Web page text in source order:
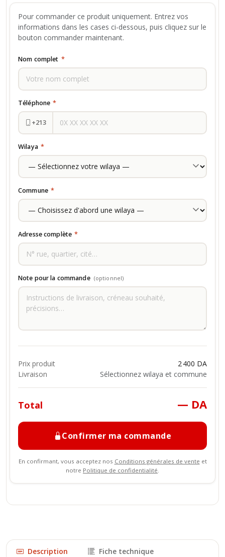
Pour commander ce produit uniquement. Entrez vos
informations dans les cases ci-dessous, puis cliquez sur le
bouton commander maintenant.
Nom complet *
Téléphone *
+213
Wilaya *
Commune *
Adresse complète *
Note pour la commande (optionnel)
Prix produit
2 400 DA
Livraison
Sélectionnez wilaya et commune
Total — DA
Confirmer ma commande
En confirmant, vous acceptez nos Conditions générales de vente et
notre Politique de confidentialité
Description Fiche technique